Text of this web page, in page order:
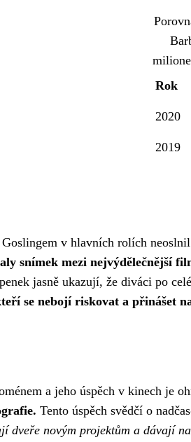
Rok
2020
2019
v hlavních rolích
snímek mezi nejvýdělečnější
jasně ukazují, že diváci po
se nebojí riskovat a přinášet
a jeho úspěch v kinech je
Tento úspěch svědčí o
novým projektům a dávají